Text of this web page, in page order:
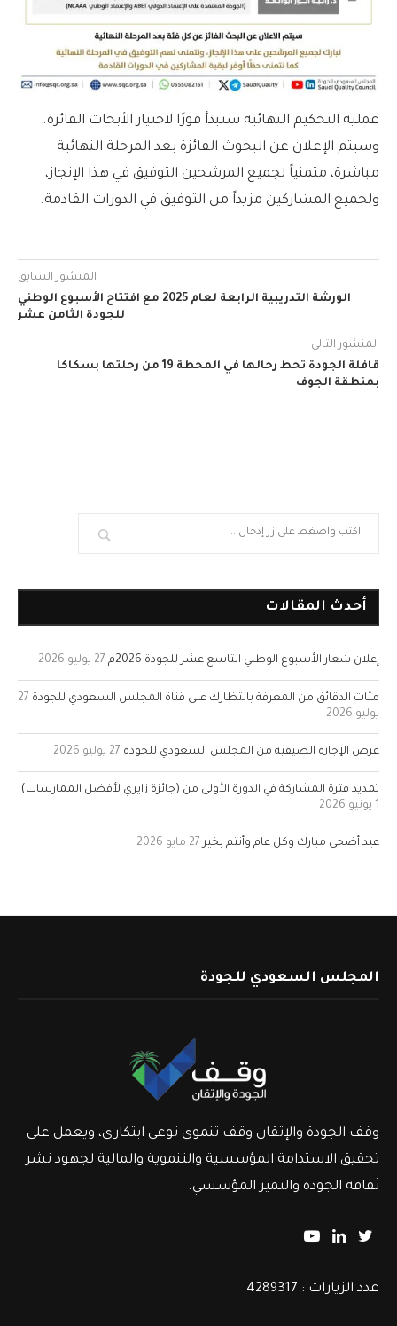
عملية التحكيم النهائية ستبدأ فورًا لاختيار الأبحاث الفائزة.
وسيتم الإعلان عن البحوث الفائزة بعد المرحلة النهائية
مباشرة، متمنياً لجميع المرشحين التوفيق في هذا الإنجاز،
ولجميع المشاركين مزيداً من التوفيق في الدورات القادمة.
المنشور السابق
الورشة التدريبية الرابعة لعام 2025 مع افتتاح الأسبوع الوطني
للجودة الثامن عشر
المنشور التالي
قافلة الجودة تحط رحالها في المحطة 19 من رحلتها بسكاكا
بمنطقة الجوف
أحدث المقالات
إعلان شعار الأسبوع الوطني التاسع عشر للجودة 2026م 27 يوليو 2026
مئات الدقائق من المعرفة بانتظارك على قناة المجلس السعودي للجودة 27
يوليو 2026
عرض الإجازة الصيفية من المجلس السعودي للجودة 27 يوليو 2026
تمديد فترة المشاركة في الدورة الأولى من (جائزة زايري لأفضل الممارسات)
1 يونيو 2026
عيد أضحى مبارك وكل عام وأنتم بخير 27 مايو 2026
المجلس السعودي للجودة
وقف الجودة والإتقان وقف تنموي نوعي ابتكاري، ويعمل على
تحقيق الاستدامة المؤسسية والتنموية والمالية لجهود نشر
ثقافة الجودة والتميز المؤسسي.
عدد الزيارات : 4289317